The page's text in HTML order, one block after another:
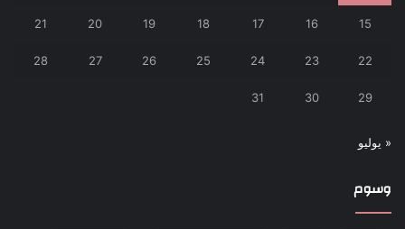
15
16
17
18
19
20
21
22
23
24
25
26
27
28
29
30
31
« يوليو
وسوم